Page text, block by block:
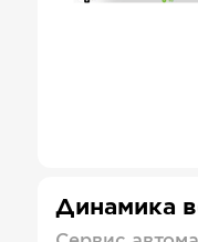
Динамика